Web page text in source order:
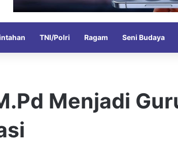
TNI/Polri Ragam Seni Budaya
Menjadi